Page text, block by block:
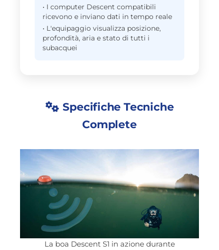
• I computer Descent compatibili
ricevono e inviano dati in tempo reale
• L'equipaggio visualizza posizione,
profondità, aria e stato di tutti i
subacquei
Specifiche Tecniche
Complete
La boa Descent S1 in azione durante